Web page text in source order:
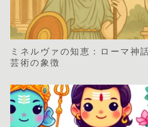
ミネルヴァの知恵：ローマ神
芸術の象徴